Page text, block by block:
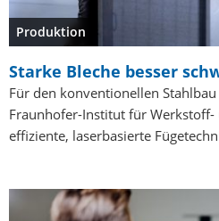
Produktion
Starke Bleche besser
Für den konventionellen
Fraunhofer-Institut für Werkstoff-
effiziente, laserbasierte